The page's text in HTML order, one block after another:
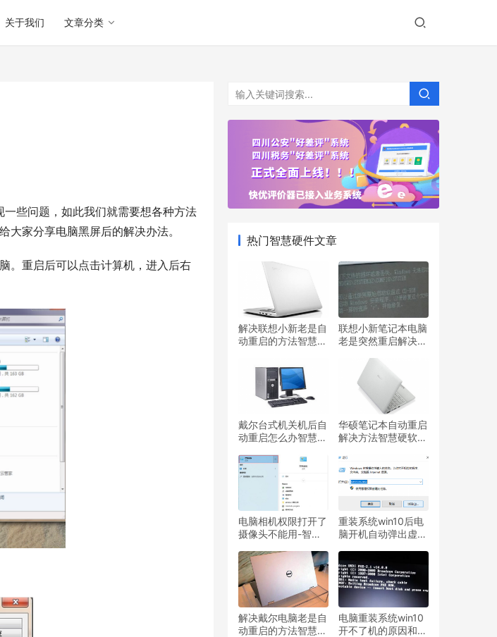
关于我们 文章分类
家分享电脑黑屏后的解决办法。
热门智慧硬件文章
解决联想小新老是自
动重启的方法智慧硬
联想小新笔记本电脑
老是突然重启解决方
题处理分享
戴尔台式机关机后自
动重启怎么办智慧硬
享
华硕笔记本自动重启
解决方法智慧硬软件
电脑相机权限打开了
摄像头不能用-智慧
重装系统win10后电
脑开机自动弹出虚拟
软件常见问题处理分
享
解决戴尔电脑老是自
动重启的方法智慧硬
电脑重装系统win10
开不了机的原因和解